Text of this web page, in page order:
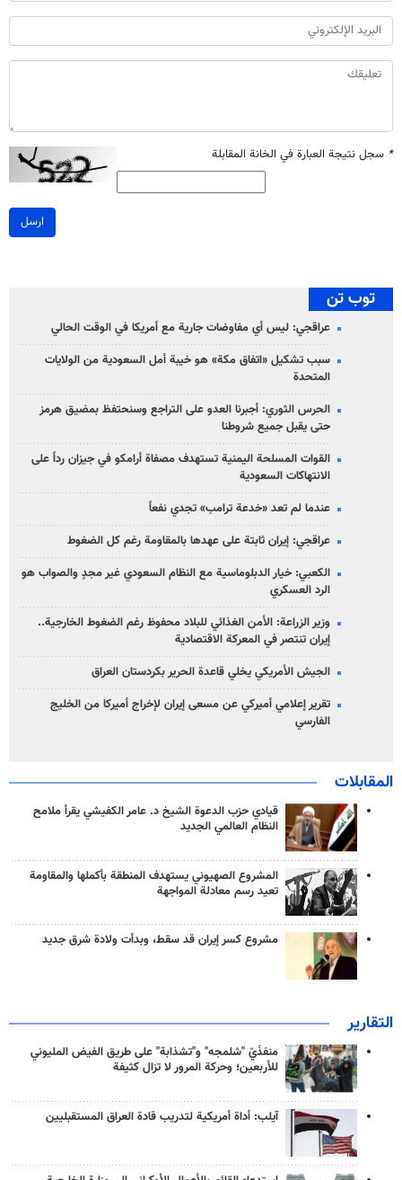
* سجل نتيجة العبارة في الخانة المقابلة
ارسل
توب تن
عراقجي: ليس أي مفاوضات جارية مع أمريكا في الوقت الحالي
سبب تشكيل «اتفاق مكة» هو خيبة أمل السعودية من الولايات
المتحدة
الحرس الثوري: أجبرنا العدو على التراجع وسنحتفظ بمضيق هرمز
حتى يقبل جميع شروطنا
القوات المسلحة اليمنية تستهدف مصفاة أرامكو في جيزان رداً على
الانتهاكات السعودية
عندما لم تعد «خدعة ترامب» تجدي نفعاً
عراقجي: إيران ثابتة على عهدها بالمقاومة رغم كل الضغوط
الكعبي: خيار الدبلوماسية مع النظام السعودي غير مجدٍ والصواب هو
الرد العسكري
وزير الزراعة: الأمن الغذائي للبلاد محفوظ رغم الضغوط الخارجية..
إيران تنتصر في المعركة الاقتصادية
الجيش الأمريكي يخلي قاعدة الحرير بكردستان العراق
تقرير إعلامي أميركي عن مسعى إيران لإخراج أميركا من الخليج
الفارسي
المقابلات
قيادي حزب الدعوة الشيخ د. عامر الكفيشي يقرأ ملامح
النظام العالمي الجديد
المشروع الصهيوني يستهدف المنطقة بأكملها والمقاومة
تعيد رسم معادلة المواجهة
مشروع كسر إيران قد سقط، وبدأت ولادة شرق جديد
التقارير
منفذَيّ "شلمجه" و"تشذابة" على طريق الفيض المليوني
للأربعين؛ وحركة المرور لا تزال كثيفة
آيلب: أداة أمريكية لتدريب قادة العراق المستقبليين